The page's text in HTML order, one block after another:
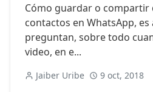
Cómo guardar o compartir
contactos en WhatsApp,
preguntan, sobre todo
video, en e...
Jaiber Uribe 9 oct, 2018